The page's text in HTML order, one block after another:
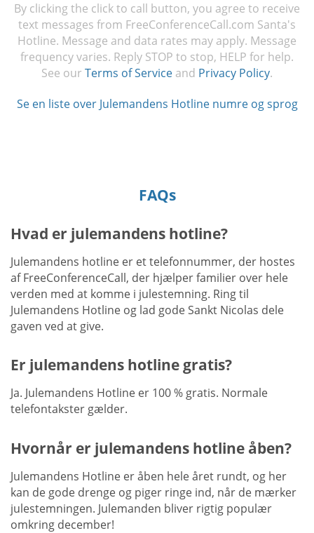
By clicking the click to call button, you agree to receive
text messages from FreeConferenceCall.com Santa's
Hotline. Message and data rates may apply. Message
frequency varies. Reply STOP to stop, HELP for help.
See our Terms of Service and Privacy Policy.
Se en liste over Julemandens Hotline numre og sprog
FAQs
Hvad er julemandens hotline?
Julemandens hotline er et telefonnummer, der hostes
af FreeConferenceCall, der hjælper familier over hele
verden med at komme i julestemning. Ring til
Julemandens Hotline og lad gode Sankt Nicolas dele
gaven ved at give.
Er julemandens hotline gratis?
Ja. Julemandens Hotline er 100 % gratis. Normale
telefontakster gælder.
Hvornår er julemandens hotline åben?
Julemandens Hotline er åben hele året rundt, og her
kan de gode drenge og piger ringe ind, når de mærker
julestemningen. Julemanden bliver rigtig populær
omkring december!